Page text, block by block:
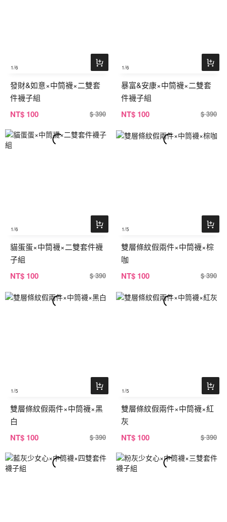
1/6
發財&如意×中筒襪×二雙套
件襪子組
NT$ 100 $ 390
1/6
暴富&安康×中筒襪×二雙套
件襪子組
NT$ 100 $ 390
1/6
貓蛋蛋×中筒襪×二雙套件襪
子組
NT$ 100 $ 390
1/5
雙層條紋假兩件×中筒襪×棕
咖
NT$ 100 $ 390
1/5
雙層條紋假兩件×中筒襪×黑
白
NT$ 100 $ 390
1/5
雙層條紋假兩件×中筒襪×紅
灰
NT$ 100 $ 390